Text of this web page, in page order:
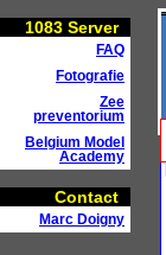
1083 Server
FAQ
Fotografie
Zee
preventorium
Belgium Model
Academy
Contact
Marc Doigny